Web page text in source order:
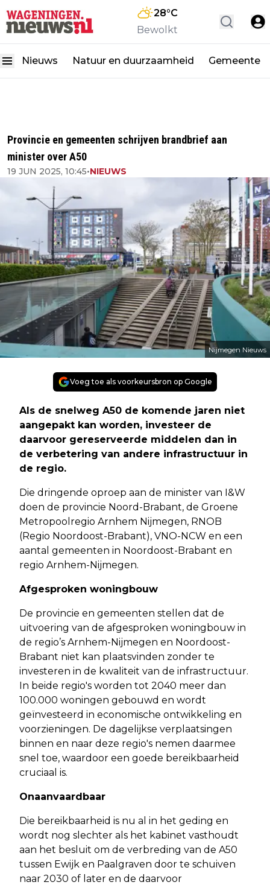
28°C
Bewolkt
Nieuws Natuur en duurzaamheid Gemeente
Provincie en gemeenten schrijven brandbrief aan
minister over A50
19 JUN 2025, 10:45•NIEUWS
Nijmegen Nieuws
Voeg toe als voorkeursbron op Google
Als de snelweg A50 de komende jaren niet
aangepakt kan worden, investeer de
daarvoor gereserveerde middelen dan in
de verbetering van andere infrastructuur in
de regio.
Die dringende oproep aan de minister van I&W
doen de provincie Noord-Brabant, de Groene
Metropoolregio Arnhem Nijmegen, RNOB
(Regio Noordoost-Brabant), VNO-NCW en een
aantal gemeenten in Noordoost-Brabant en
regio Arnhem-Nijmegen.
Afgesproken woningbouw
De provincie en gemeenten stellen dat de
uitvoering van de afgesproken woningbouw in
de regio’s Arnhem-Nijmegen en Noordoost-
Brabant niet kan plaatsvinden zonder te
investeren in de kwaliteit van de infrastructuur.
In beide regio's worden tot 2040 meer dan
100.000 woningen gebouwd en wordt
geïnvesteerd in economische ontwikkeling en
voorzieningen. De dagelijkse verplaatsingen
binnen en naar deze regio's nemen daarmee
snel toe, waardoor een goede bereikbaarheid
cruciaal is.
Onaanvaardbaar
Die bereikbaarheid is nu al in het geding en
wordt nog slechter als het kabinet vasthoudt
aan het besluit om de verbreding van de A50
tussen Ewijk en Paalgraven door te schuiven
naar 2030 of later en de daarvoor